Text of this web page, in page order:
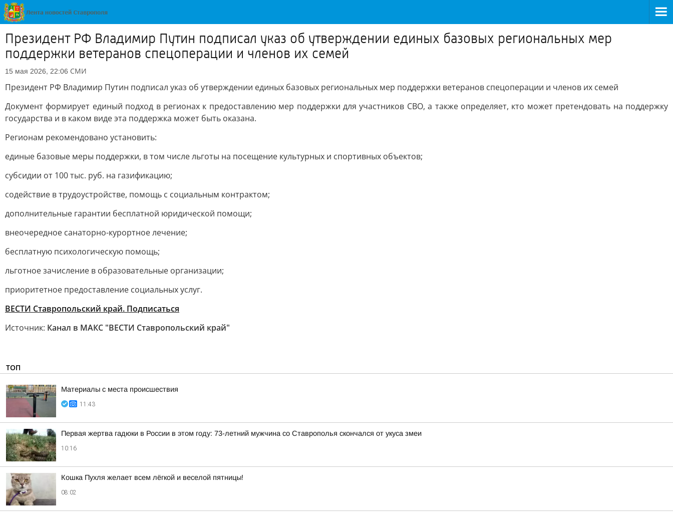
Президент РФ Владимир Путин подписал указ об утверждении единых базовых региональных мер
поддержки ветеранов спецоперации и членов их семей
15 мая 2026, 22:06 СМИ
Президент РФ Владимир Путин подписал указ об утверждении единых базовых региональных мер поддержки ветеранов спецоперации и членов их семей
Документ формирует единый подход в регионах к предоставлению мер поддержки для участников СВО, а также определяет, кто может претендовать на поддержку
государства и в каком виде эта поддержка может быть оказана.
Регионам рекомендовано установить:
единые базовые меры поддержки, в том числе льготы на посещение культурных и спортивных объектов;
субсидии от 100 тыс. руб. на газификацию;
содействие в трудоустройстве, помощь с социальным контрактом;
дополнительные гарантии бесплатной юридической помощи;
внеочередное санаторно-курортное лечение;
бесплатную психологическую помощь;
льготное зачисление в образовательные организации;
приоритетное предоставление социальных услуг.
ВЕСТИ Ставропольский край. Подписаться
Источник: Канал в МАКС "ВЕСТИ Ставропольский край"
ТОП
Материалы с места происшествия
11:43
Первая жертва гадюки в России в этом году: 73-летний мужчина со Ставрополья скончался от укуса змеи
10:16
Кошка Пухля желает всем лёгкой и веселой пятницы!
08:02